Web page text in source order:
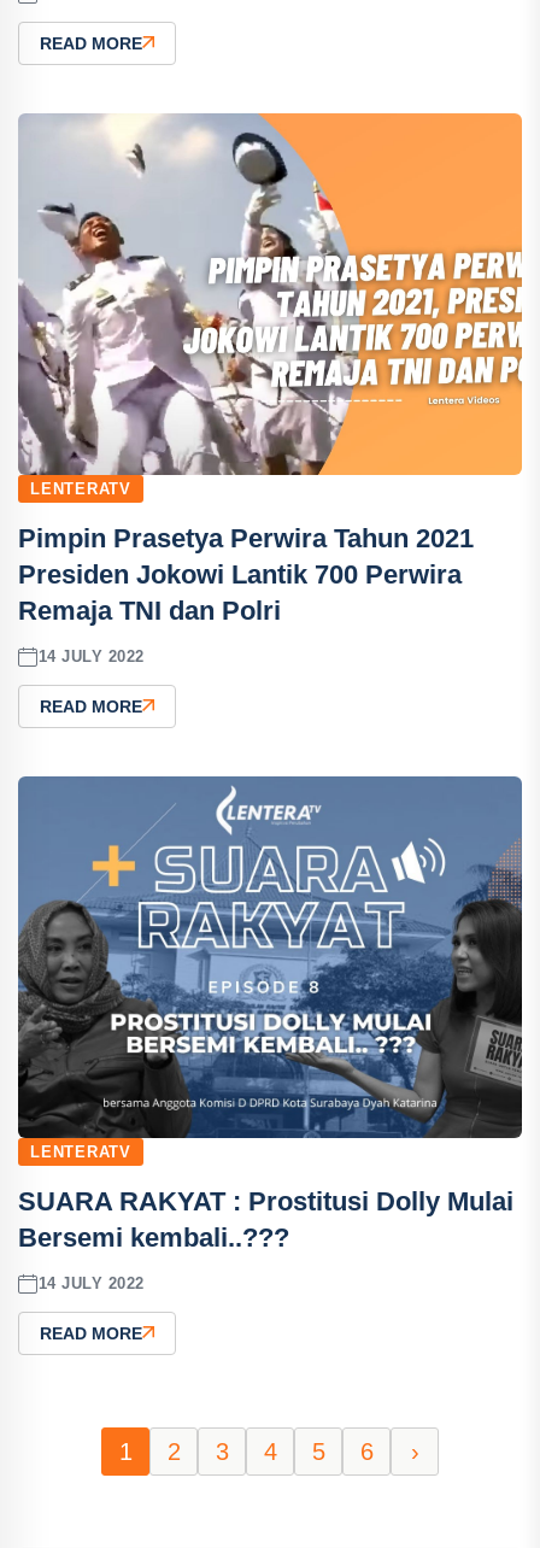
READ MORE
LENTERATV
Pimpin Prasetya Perwira Tahun 2021
Presiden Jokowi Lantik 700 Perwira
Remaja TNI dan Polri
14 JULY 2022
READ MORE
LENTERATV
SUARA RAKYAT : Prostitusi Dolly Mulai
Bersemi kembali..???
14 JULY 2022
READ MORE
1 2 3 4 5 6 ›